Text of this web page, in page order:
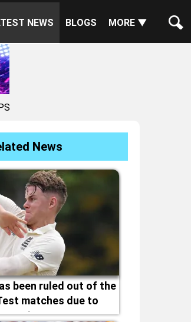
NEWS BLOGS MORE ▼
News
been ruled out of the
matches due to
issues